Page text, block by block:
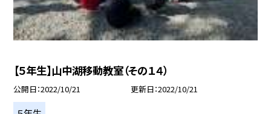
【５年生】山中湖移動教室（その１４）
公開日 2022/10/21 更新日 2022/10/21